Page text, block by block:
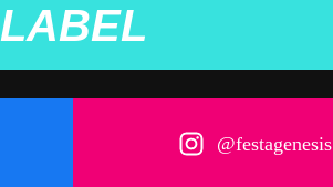
LABEL
@festagenesis